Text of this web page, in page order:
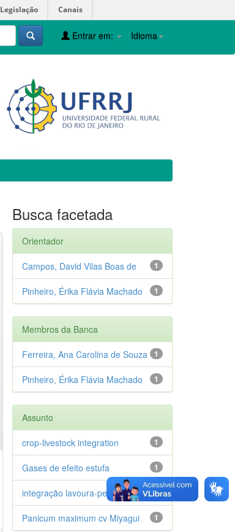
Legislação Canais
Idioma
Entrar em:
Busca facetada
Orientador
1
Campos, David Vilas Boas de
1
Pinheiro, Érika Flávia Machado
Membros da Banca
1
Ferreira, Ana Carolina de Souza
1
Pinheiro, Érika Flávia Machado
Assunto
1
crop-livestock integration
1
Gases de efeito estufa
1
integração lavoura-pecuária
1
Panicum maximum cv Miyagui